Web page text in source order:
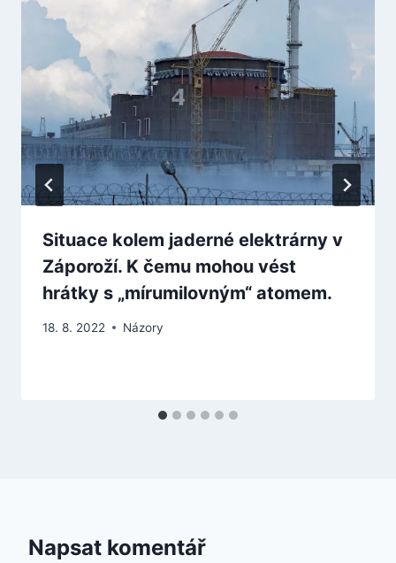
Situace kolem jaderné elektrárny v
Záporoží. K čemu mohou vést
hrátky s „mírumilovným“ atomem.
18. 8. 2022 Názory
Napsat komentář